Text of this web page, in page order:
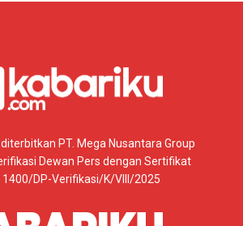
PT. Mega Nusantara Group
Dewan Pers dengan Sertifikat
1400/DP-Verifikasi/K/VIII/2025